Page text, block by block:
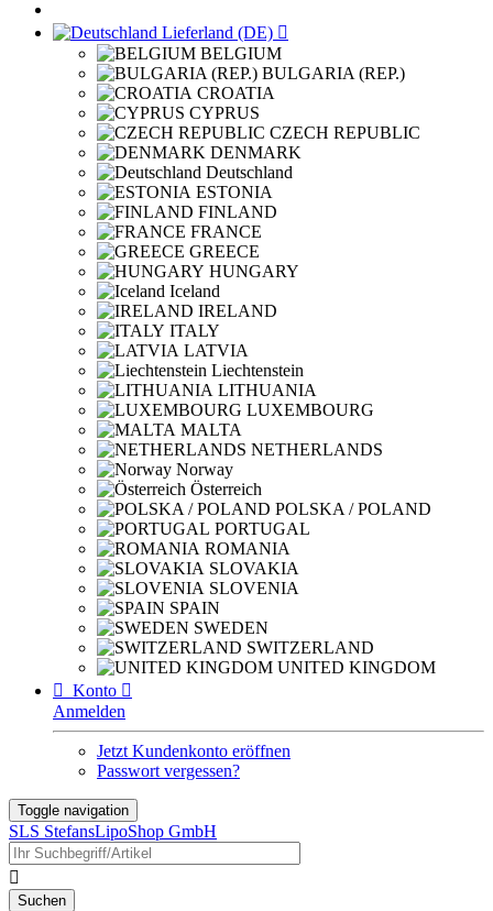
Lieferland (DE) 
BELGIUM
BULGARIA (REP.)
CROATIA
CYPRUS
CZECH REPUBLIC
DENMARK
Deutschland
ESTONIA
FINLAND
FRANCE
GREECE
HUNGARY
Iceland
IRELAND
ITALY
LATVIA
Liechtenstein
LITHUANIA
LUXEMBOURG
MALTA
NETHERLANDS
Norway
Österreich
POLSKA / POLAND
PORTUGAL
ROMANIA
SLOVAKIA
SLOVENIA
SPAIN
SWEDEN
SWITZERLAND
UNITED KINGDOM
 Konto 
Anmelden
Jetzt Kundenkonto eröffnen
Passwort vergessen?
Toggle navigation
SLS StefansLipoShop GmbH
